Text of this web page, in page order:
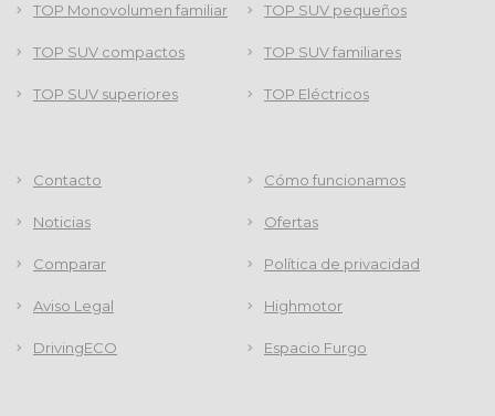
TOP Monovolumen familiar TOP SUV pequeños
TOP SUV compactos TOP SUV familiares
TOP SUV superiores TOP Eléctricos
Contacto Cómo funcionamos
Noticias Ofertas
Comparar Política de privacidad
Aviso Legal Highmotor
DrivingECO Espacio Furgo